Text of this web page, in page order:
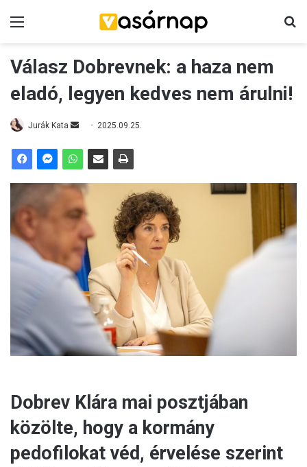
Válasz Dobrevnek: a haza nem
eladó, legyen kedves nem árulni!
Jurák Kata
a
n
e
m
a
i
l
2025.09.25.
Dobrev Klára mai posztjában
közölte, hogy a kormány
pedofilokat véd, érvelése szerint